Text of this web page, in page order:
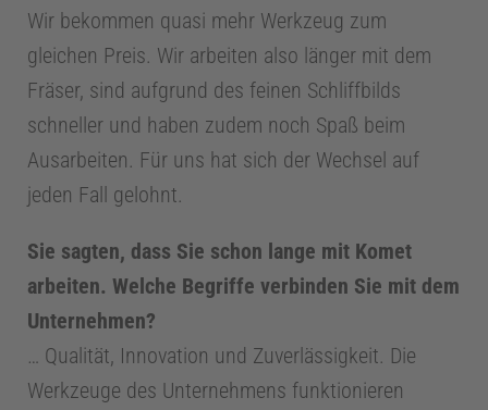
Wir bekommen quasi mehr Werkzeug zum
gleichen Preis. Wir arbeiten also länger mit dem
Fräser, sind aufgrund des feinen Schliffbilds
schneller und haben zudem noch Spaß beim
Ausarbeiten. Für uns hat sich der Wechsel auf
jeden Fall gelohnt.
Sie sagten, dass Sie schon lange mit Komet
arbeiten. Welche Begriffe verbinden Sie mit dem
Unternehmen?
… Qualität, Innovation und Zuverlässigkeit. Die
Werkzeuge des Unternehmens funktionieren